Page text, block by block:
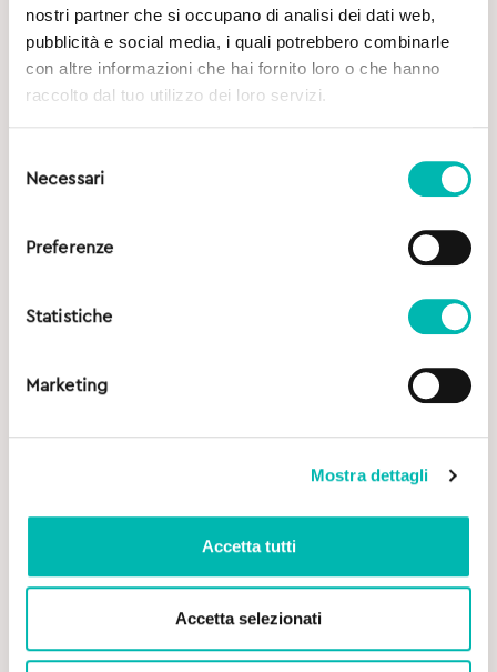
nostri partner che si occupano di analisi dei dati web,
pubblicità e social media, i quali potrebbero combinarle
con altre informazioni che hai fornito loro o che hanno
raccolto dal tuo utilizzo dei loro servizi.
delNecessari
Preferenze
Statistiche
Marketing
Mostra dettagli
Accetta tutti
Accetta selezionati